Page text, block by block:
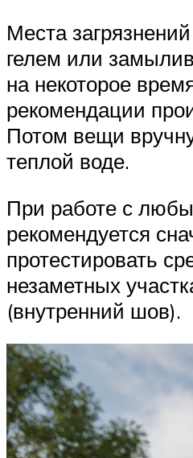
Места
гелем или
на некоторое
рекомендации
Потом вещи
теплой воде.
При работе с
рекомендуется
протестировать
незаметных
(внутренний шов).